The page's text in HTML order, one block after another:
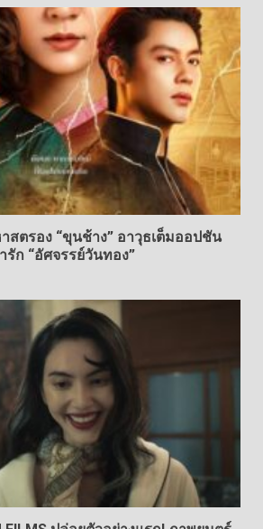
สตรอง “ขุนช้าง” อาวุธเต็มออปชัน
ก “อัศจรรย์วันทอง”